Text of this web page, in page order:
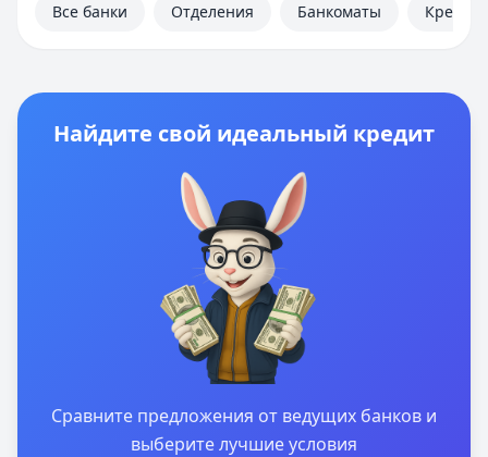
Все банки Отделения Банкоматы
Найдите свой идеальный кредит
Сравните предложения от ведущих банков и
выберите лучшие условия